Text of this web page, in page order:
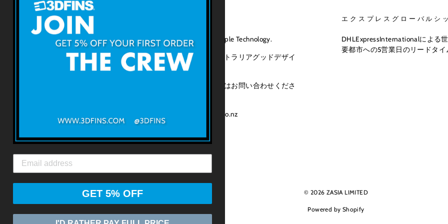
3D FINSについて
利用規約
返品・返金について
出荷・配送について
Patented Dimple Technology.
2021年オーストラリアグッドデザイ
ン賞金賞!
お問い合わせはお問い合わせくださ
hello@3dfins.co.nz
エクスプレスグローバルシ
DHLExpressInternationalによる
要都市への5営業日のリードタイ
© 2026 ZASIA LIMITED
Powered by Shopify
GET 5% OFF